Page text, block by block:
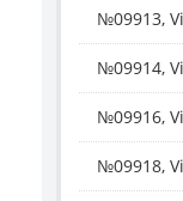
№09913,
№09914,
№09916,
№09918,